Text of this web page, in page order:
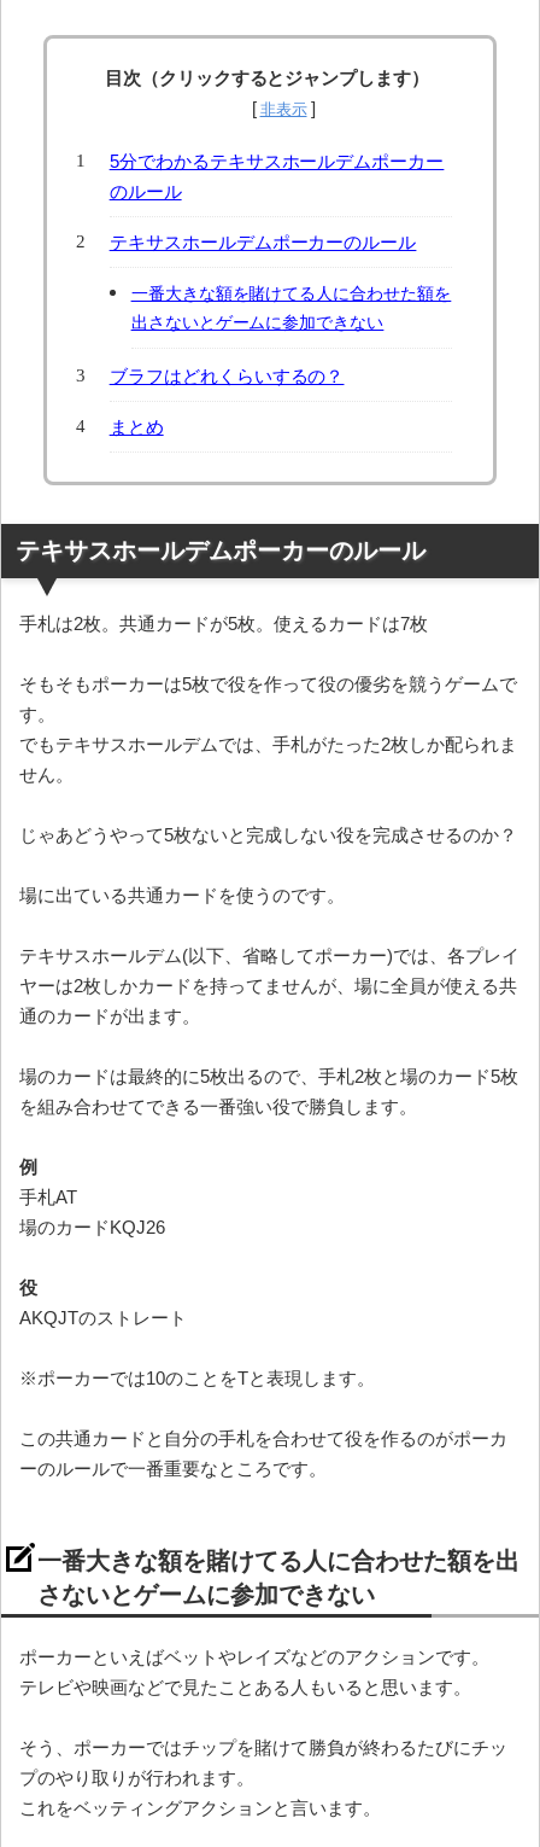
目次（クリックするとジャンプします）
5分でわかるテキサスホールデムポーカー
のルール
テキサスホールデムポーカーのルール
一番大きな額を賭けてる人に合わせた額を
出さないとゲームに参加できない
ブラフはどれくらいするの？
まとめ
テキサスホールデムポーカーのルール
手札は2枚。共通カードが5枚。使えるカードは7枚
そもそもポーカーは5枚で役を作って役の優劣を競うゲームで
す。
でもテキサスホールデムでは、手札がたった2枚しか配られま
せん。
じゃあどうやって5枚ないと完成しない役を完成させるのか？
場に出ている共通カードを使うのです。
テキサスホールデム(以下、省略してポーカー)では、各プレイ
ヤーは2枚しかカードを持ってませんが、場に全員が使える共
通のカードが出ます。
場のカードは最終的に5枚出るので、手札2枚と場のカード5枚
を組み合わせてできる一番強い役で勝負します。
例
手札AT
場のカードKQJ26
役
AKQJTのストレート
※ポーカーでは10のことをTと表現します。
この共通カードと自分の手札を合わせて役を作るのがポーカ
ーのルールで一番重要なところです。
一番大きな額を賭けてる人に合わせた額を出
さないとゲームに参加できない
ポーカーといえばベットやレイズなどのアクションです。
テレビや映画などで見たことある人もいると思います。
そう、ポーカーではチップを賭けて勝負が終わるたびにチッ
プのやり取りが行われます。
これをベッティングアクションと言います。